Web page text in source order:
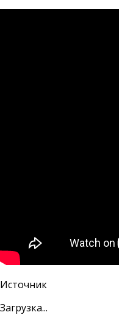
Источник
Загрузка...